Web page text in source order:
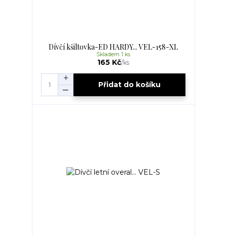
Dívčí kšiltovka-ED HARDY... VEL-158-XL
165 Kč/ks
Skladem 1 ks
Přidat do košíku